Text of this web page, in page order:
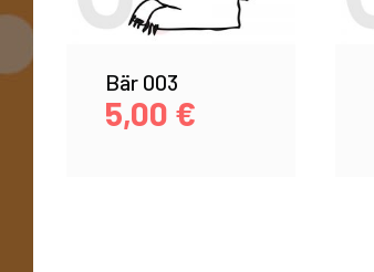
Bär 003
5,00 €